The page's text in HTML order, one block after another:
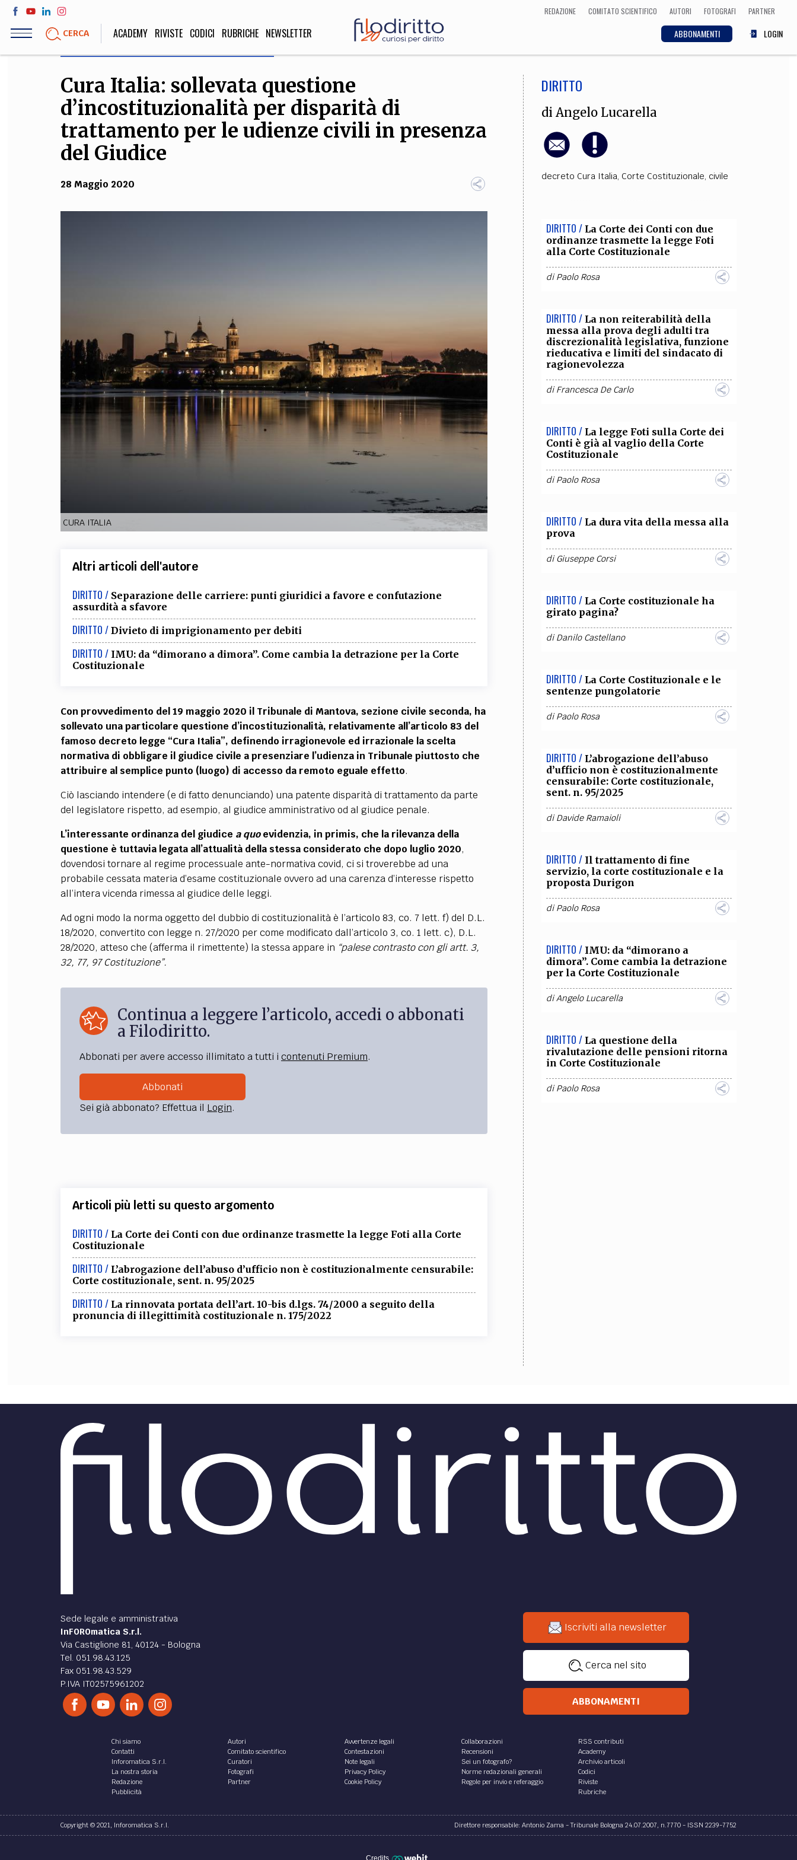
Salta
contenuto
REDAZIONE COMITATO SCIENTIFICO AUTORI FOTOGRAFI PARTNER
CERCA ABBONAMENTI LOGIN
ACADEMY RIVISTE CODICI RUBRICHE NEWSLETTER
LIFE STYLE
Sport, Cucina, Viaggi,
Moda
SOCIETÀ
Politica, Attualità,
Educazione, Lavoro, Esteri
DIRITTO ECONOMIA
Arte, Cinema, Musica,
EXTRA
CODICI RUBRICHE LIBRI
SOCIAL MEDIA
Cura Italia: sollevata questione
d’incostituzionalità per disparità di
trattamento per le udienze civili in presenza
del Giudice
28 Maggio 2020
CURA ITALIA
Altri articoli dell'autore
DIRITTO / Separazione delle carriere: punti giuridici a favore e confutazione
assurdità a sfavore
DIRITTO / Divieto di imprigionamento per debiti
DIRITTO / IMU: da “dimorano a dimora”. Come cambia la detrazione per la Corte
Costituzionale
Con provvedimento del 19 maggio 2020 il Tribunale di Mantova, sezione civile seconda, ha
sollevato una particolare questione d’incostituzionalità, relativamente all’articolo 83 del
famoso decreto legge “Cura Italia”, definendo irragionevole ed irrazionale la scelta
normativa di obbligare il giudice civile a presenziare l’udienza in Tribunale piuttosto che
attribuire al semplice punto (luogo) di accesso da remoto eguale effetto.
Ciò lasciando intendere (e di fatto denunciando) una patente disparità di trattamento da parte
del legislatore rispetto, ad esempio, al giudice amministrativo od al giudice penale.
L’interessante ordinanza del giudice a quoevidenzia, in primis, che la rilevanza della
questione è tuttavia legata all’attualità della stessa considerato che dopo luglio 2020,
dovendosi tornare al regime processuale ante-normativa covid, ci si troverebbe ad una
probabile cessata materia d’esame costituzionale ovvero ad una carenza d’interesse rispetto
all’intera vicenda rimessa al giudice delle leggi.
Ad ogni modo la norma oggetto del dubbio di costituzionalità è l’articolo 83, co. 7 lett. f) del D.L.
18/2020, convertito con legge n. 27/2020 per come modificato dall’articolo 3, co. 1 lett. c), D.L.
28/2020, atteso che (afferma il rimettente) la stessa appare in “palese contrasto con gli artt. 3,
32, 77, 97 Costituzione”.
Continua a leggere l’articolo, accedi o abbonati
a Filodiritto.
Abbonati per avere accesso illimitato a tutti i contenuti Premium.
Abbonati
Sei già abbonato? Effettua il Login.
Articoli più letti su questo argomento
DIRITTO / La Corte dei Conti con due ordinanze trasmette la legge Foti alla Corte
Costituzionale
DIRITTO / L’abrogazione dell’abuso d’ufficio non è costituzionalmente censurabile:
Corte costituzionale, sent. n. 95/2025
DIRITTO / La rinnovata portata dell’art. 10-bis d.lgs. 74/2000 a seguito della
pronuncia di illegittimità costituzionale n. 175/2022
DIRITTO
di Angelo Lucarella
decreto Cura Italia, Corte Costituzionale, civile
DIRITTO / La Corte dei Conti con due
ordinanze trasmette la legge Foti
alla Corte Costituzionale
diPaolo Rosa
DIRITTO / La non reiterabilità della
messa alla prova degli adulti tra
discrezionalità legislativa, funzione
rieducativa e limiti del sindacato di
ragionevolezza
diFrancesca De Carlo
DIRITTO / La legge Foti sulla Corte dei
Conti è già al vaglio della Corte
Costituzionale
diPaolo Rosa
DIRITTO / La dura vita della messa alla
prova
diGiuseppe Corsi
DIRITTO / La Corte costituzionale ha
girato pagina?
diDanilo Castellano
DIRITTO / La Corte Costituzionale e le
sentenze pungolatorie
diPaolo Rosa
DIRITTO / L’abrogazione dell’abuso
d’ufficio non è costituzionalmente
censurabile: Corte costituzionale,
sent. n. 95/2025
diDavide Ramaioli
DIRITTO / Il trattamento di fine
servizio, la corte costituzionale e la
proposta Durigon
diPaolo Rosa
DIRITTO / IMU: da “dimorano a
dimora”. Come cambia la detrazione
per la Corte Costituzionale
diAngelo Lucarella
DIRITTO / La questione della
rivalutazione delle pensioni ritorna
in Corte Costituzionale
diPaolo Rosa
Sede legale e amministrativa
InFOROmatica S.r.l.
Via Castiglione 81, 40124 - Bologna
Tel. 051.98.43.125
Fax 051.98.43.529
P.IVA IT02575961202
Iscriviti alla newsletter
Cerca nel sito
ABBONAMENTI
Chi siamo
Contatti
Inforomatica S.r.l.
La nostra storia
Redazione
Pubblicità
Autori
Comitato scientifico
Curatori
Fotografi
Partner
Avvertenze legali
Contestazioni
Note legali
Privacy Policy
Cookie Policy
Collaborazioni
Recensioni
Sei un fotografo?
Norme redazionali generali
Regole per invio e referaggio
RSS contributi
Academy
Archivio articoli
Codici
Riviste
Rubriche
Copyright © 2021, Inforomatica S.r.l. Direttore responsabile: Antonio Zama - Tribunale Bologna 24.07.2007, n.7770 - ISSN 2239-7752
Credits